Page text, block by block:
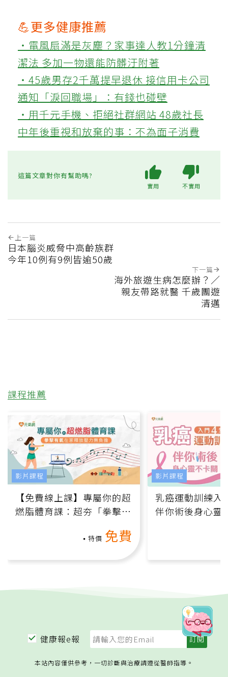
💪更多健康推薦
‧電風扇滿是灰塵？家事達人教1分鐘清
潔法 多加一物還能防髒汙附著
‧45歲男存2千萬提早退休 接信用卡公司
通知「淚回職場」：有錢也碰壁
‧用千元手機、拒絕社群網站 48歲社長
中年後重視和放棄的事：不為面子消費
這篇文章對你有幫助嗎?
實用 不實用
上一篇
日本腦炎威脅中高齡族群
今年10例有9例皆逾50歲
下一篇
海外旅遊生病怎麼辦？／
親友帶路就醫 千歲團遊
清邁
課程推薦
【免費線上課】專屬你的超
燃脂體育課：超夯「拳擊有
特價 免費
影片課程
乳癌運動訓練入
伴你術後身心靈
影片課程
健康報e報
本站內容僅供參考，一切診斷與治療請遵從醫師指導。